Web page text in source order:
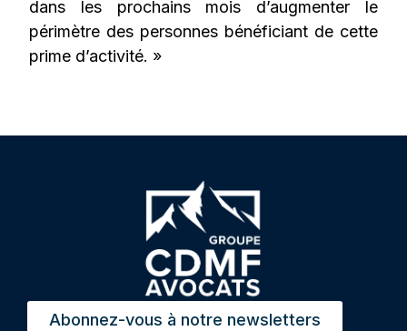
dans les prochains mois d’augmenter le
périmètre des personnes bénéficiant de cette
prime d’activité. »
Abonnez-vous à notre newsletters